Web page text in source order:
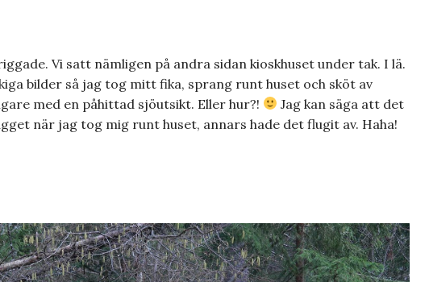
Vi satt nämligen på andra sidan kioskhuset under tak. I lä.
bilder så jag tog mitt fika, sprang runt huset och sköt av
med en påhittad sjöutsikt. Eller hur?!
Jag kan säga att det
när jag tog mig runt huset, annars hade det flugit av. Haha!